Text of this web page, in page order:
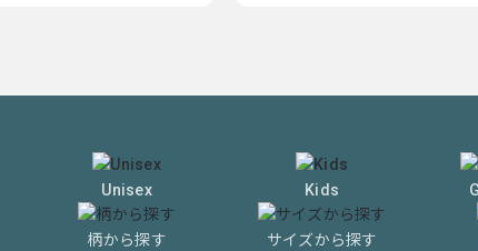
Unisex Kids
柄から探す サイズから探す